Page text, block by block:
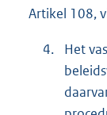
Artikel 108,
4.
Het